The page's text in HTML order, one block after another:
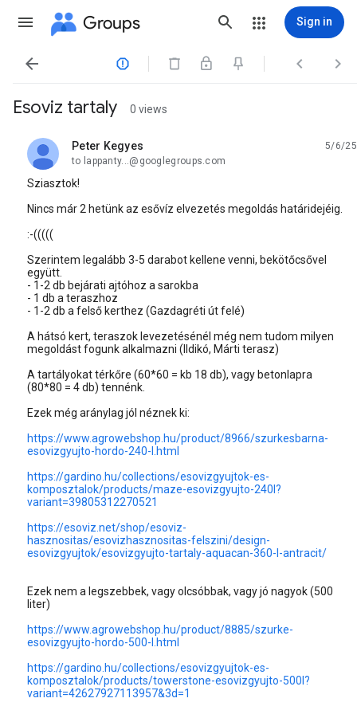
Groups Sign in
   
Esoviz tartaly 0 views
Peter Kegyes
unread,
5/6/25
to lappanty...@googlegroups.com
Sziasztok!
Nincs már 2 hetünk az esővíz elvezetés megoldás határidejéig.
:-(((((
Szerintem legalább 3-5 darabot kellene venni, bekötőcsővel
együtt.
- 1-2 db bejárati ajtóhoz a sarokba
- 1 db a teraszhoz
- 1-2 db a felső kerthez (Gazdagréti út felé)
A hátsó kert, teraszok levezetésénél még nem tudom milyen
megoldást fogunk alkalmazni (Ildikó, Márti terasz)
A tartályokat térkőre (60*60 = kb 18 db), vagy betonlapra
(80*80 = 4 db) tennénk.
Ezek még aránylag jól néznek ki:
https://www.agrowebshop.hu/product/8966/szurkesbarna-
esovizgyujto-hordo-240-l.html
https://gardino.hu/collections/esovizgyujtok-es-
komposztalok/products/maze-esovizgyujto-240l?
variant=39805312270521
https://esoviz.net/shop/esoviz-
hasznositas/esovizhasznositas-felszini/design-
esovizgyujtok/esovizgyujto-tartaly-aquacan-360-l-antracit/
Ezek nem a legszebbek, vagy olcsóbbak, vagy jó nagyok (500
liter)
https://www.agrowebshop.hu/product/8885/szurke-
esovizgyujto-hordo-500-l.html
https://gardino.hu/collections/esovizgyujtok-es-
komposztalok/products/towerstone-esovizgyujto-500l?
variant=42627927113957&3d=1